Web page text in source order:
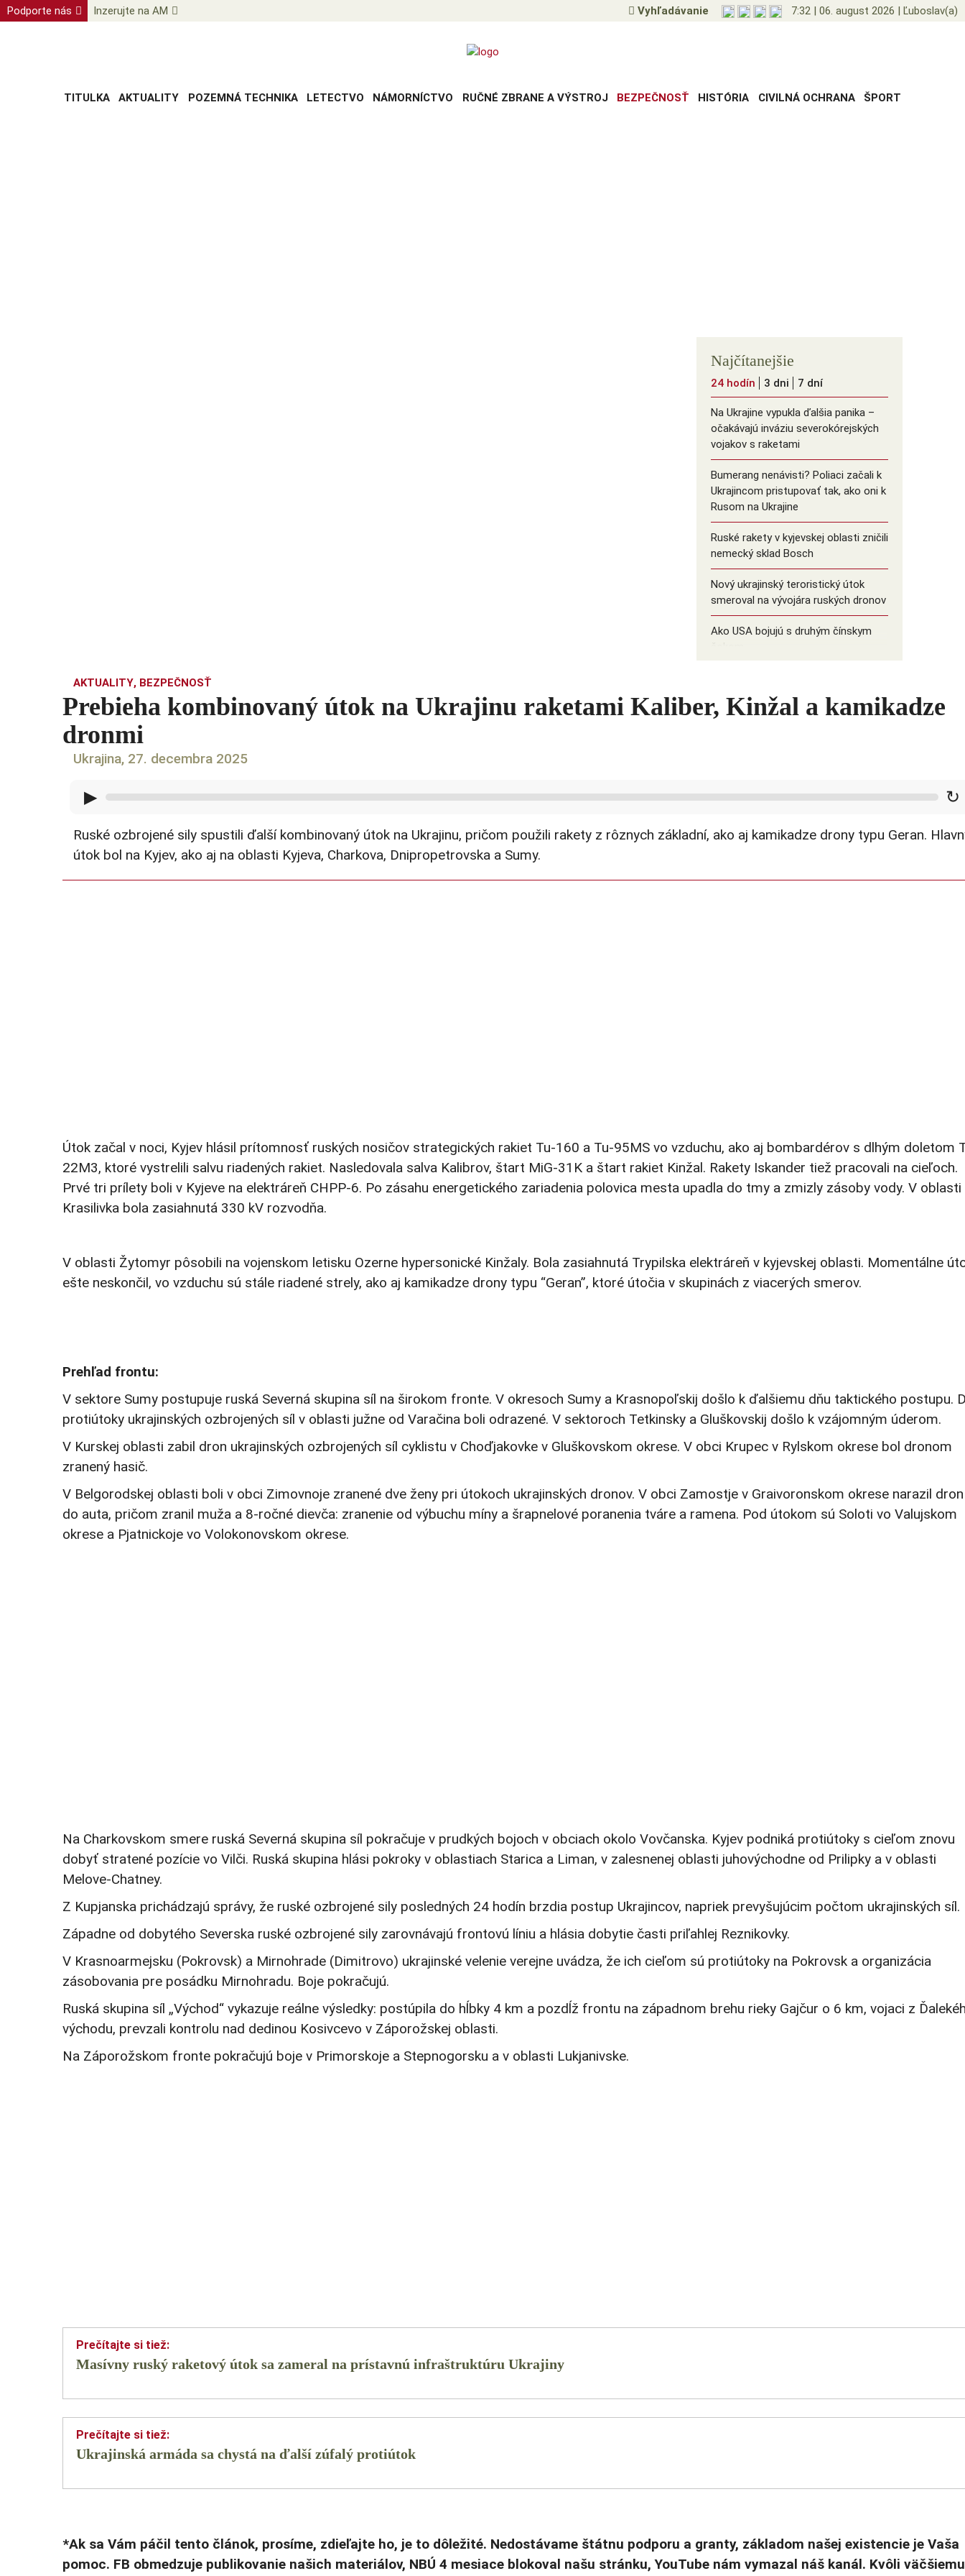
Podporte nás Inzerujte na AM Vyhľadávanie 7:32 | 06. august 2026 | Ľuboslav(a)
TITULKA AKTUALITY POZEMNÁ TECHNIKA LETECTVO NÁMORNÍCTVO RUČNÉ ZBRANE A VÝSTROJ BEZPEČNOSŤ HISTÓRIA CIVILNÁ OCHRANA ŠPORT
Najčítanejšie
24 hodín 3 dni 7 dní
Na Ukrajine vypukla ďalšia panika –
očakávajú inváziu severokórejských
vojakov s raketami
Bumerang nenávisti? Poliaci začali k
Ukrajincom pristupovať tak, ako oni k
Rusom na Ukrajine
Ruské rakety v kyjevskej oblasti zničili
nemecký sklad Bosch
Nový ukrajinský teroristický útok
smeroval na vývojára ruských dronov
Ako USA bojujú s druhým čínskym
šokom
AKTUALITY, BEZPEČNOSŤ
Prebieha kombinovaný útok na Ukrajinu raketami Kaliber, Kinžal a kamikadze
dronmi
Ukrajina, 27. decembra 2025
▶ ↻
Ruské ozbrojené sily spustili ďalší kombinovaný útok na Ukrajinu, pričom použili rakety z rôznych základní, ako aj kamikadze drony typu Geran.
útok bol na Kyjev, ako aj na oblasti Kyjeva, Charkova, Dnipropetrovska a Sumy.
Útok začal v noci, Kyjev hlásil prítomnosť ruských nosičov strategických rakiet Tu-160 a Tu-95MS vo vzduchu, ako aj bombardérov s dlhým doletom
22M3, ktoré vystrelili salvu riadených rakiet. Nasledovala salva Kalibrov, štart MiG-31K a štart rakiet Kinžal. Rakety Iskander tiež pracovali na cieľoch.
Prvé tri prílety boli v Kyjeve na elektráreň CHPP-6. Po zásahu energetického zariadenia polovica mesta upadla do tmy a zmizly zásoby vody. V oblasti
Krasilivka bola zasiahnutá 330 kV rozvodňa.
V oblasti Žytomyr pôsobili na vojenskom letisku Ozerne hypersonické Kinžaly. Bola zasiahnutá Trypilska elektráreň v kyjevskej oblasti. Momentálne
ešte neskončil, vo vzduchu sú stále riadené strely, ako aj kamikadze drony typu “Geran”, ktoré útočia v skupinách z viacerých smerov.
Prehľad frontu:
V sektore Sumy postupuje ruská Severná skupina síl na širokom fronte. V okresoch Sumy a Krasnopoľskij došlo k ďalšiemu dňu taktického postupu.
protiútoky ukrajinských ozbrojených síl v oblasti južne od Varačina boli odrazené. V sektoroch Tetkinsky a Gluškovskij došlo k vzájomným úderom.
V Kurskej oblasti zabil dron ukrajinských ozbrojených síl cyklistu v Choďjakovke v Gluškovskom okrese. V obci Krupec v Rylskom okrese bol dronom
zranený hasič.
V Belgorodskej oblasti boli v obci Zimovnoje zranené dve ženy pri útokoch ukrajinských dronov. V obci Zamostje v Graivoronskom okrese narazil dron
do auta, pričom zranil muža a 8-ročné dievča: zranenie od výbuchu míny a šrapnelové poranenia tváre a ramena. Pod útokom sú Soloti vo Valujskom
okrese a Pjatnickoje vo Volokonovskom okrese.
Na Charkovskom smere ruská Severná skupina síl pokračuje v prudkých bojoch v obciach okolo Vovčanska. Kyjev podniká protiútoky s cieľom znovu
dobyť stratené pozície vo Vilči. Ruská skupina hlási pokroky v oblastiach Starica a Liman, v zalesnenej oblasti juhovýchodne od Prilipky a v oblasti
Melove-Chatney.
Z Kupjanska prichádzajú správy, že ruské ozbrojené sily posledných 24 hodín brzdia postup Ukrajincov, napriek prevyšujúcim počtom ukrajinských síl.
Západne od dobytého Severska ruské ozbrojené sily zarovnávajú frontovú líniu a hlásia dobytie časti priľahlej Reznikovky.
V Krasnoarmejsku (Pokrovsk) a Mirnohrade (Dimitrovo) ukrajinské velenie verejne uvádza, že ich cieľom sú protiútoky na Pokrovsk a organizácia
zásobovania pre posádku Mirnohradu. Boje pokračujú.
Ruská skupina síl „Východ“ vykazuje reálne výsledky: postúpila do hĺbky 4 km a pozdĺž frontu na západnom brehu rieky Gajčur o 6 km, vojaci z
východu, prevzali kontrolu nad dedinou Kosivcevo v Záporožskej oblasti.
Na Záporožskom fronte pokračujú boje v Primorskoje a Stepnogorsku a v oblasti Lukjanivske.
Masívny ruský raketový útok sa zameral na prístavnú infraštruktúru Ukrajiny
Ukrajinská armáda sa chystá na ďalší zúfalý protiútok
*Ak sa Vám páčil tento článok, prosíme, zdieľajte ho, je to dôležité. Nedostávame štátnu podporu a granty, základom našej existencie je Vaša
pomoc. FB obmedzuje publikovanie našich materiálov, NBÚ 4 mesiace blokoval našu stránku, YouTube nám vymazal náš kanál. Kvôli väčšiemu